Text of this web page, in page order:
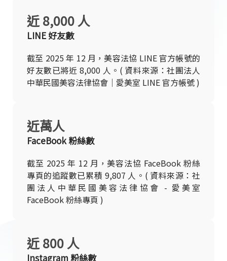
LINE 好友數
截至 2025 年 12 月，美容法協 LINE 官方帳號的
好友數已將近 8,000 人。( 資料來源：社團法人
中華民國美容法律協會｜愛美室 LINE 官方帳號 )
近 8,000 人
FaceBook 粉絲數
截至 2025 年 12 月，美容法協 FaceBook 粉絲
專頁的追蹤數已累積 9,807 人。( 資料來源：社
團法人中華民國美容法律協會 - 愛美室
FaceBook 粉絲專頁 )
近萬人
Instagram 粉絲數
近 800 人